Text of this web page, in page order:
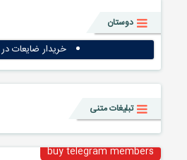
دوستان
خریدار ضایعات
تبلیغات متنی
buy telegram members